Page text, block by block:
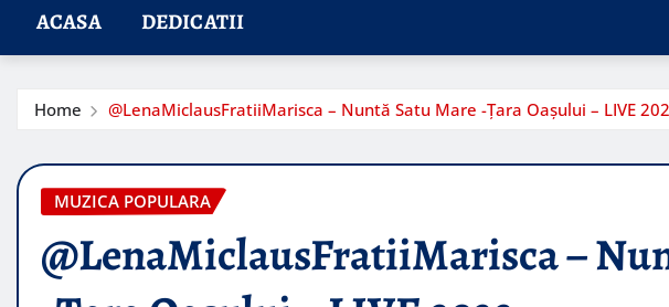
ACASA DEDICATII
Home @LenaMiclausFratiiMarisca – Nuntă Satu Mare -Țara Oașului – LIVE
MUZICA POPULARA
@LenaMiclausFratiiMarisca –